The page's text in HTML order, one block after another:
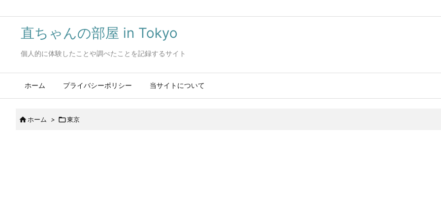
直ちゃんの部屋 in Tokyo
個人的に体験したことや調べたことを記録するサイト
ホーム プライバシーポリシー 当サイトについて
 ホーム > 東京